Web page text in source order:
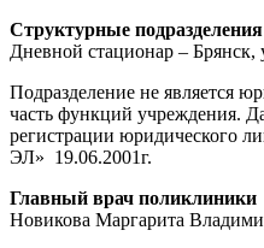
Структурные
Дневной стационар – Брянск,
Подразделение не является
часть функций учреждения.
регистрации
ЭЛ» 19.06.2001г.
Главный врач поликлиники
Новикова Маргарита